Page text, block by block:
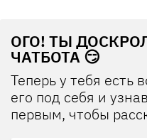
ОГО! ТЫ
ЧАТБОТА 😏
Теперь у тебя есть
его под себя и
первым, чтобы